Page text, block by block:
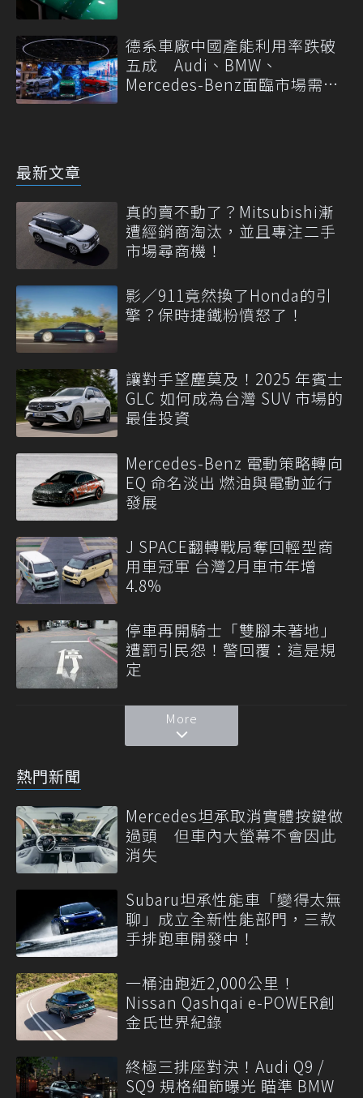
德系車廠中國產能利用率跌破
五成 Audi、BMW、
Mercedes-Benz面臨市場需求
最新文章
真的賣不動了？Mitsubishi漸
遭經銷商淘汰，並且專注二手
市場尋商機！
影／911竟然換了Honda的引
擎？保時捷鐵粉憤怒了！
讓對手望塵莫及！2025 年賓士
GLC 如何成為台灣 SUV 市場的
最佳投資
Mercedes-Benz 電動策略轉向
EQ 命名淡出 燃油與電動並行
發展
J SPACE翻轉戰局奪回輕型商
用車冠軍 台灣2月車市年增
4.8%
停車再開騎士「雙腳未著地」
遭罰引民怨！警回覆：這是規
定
More
熱門新聞
Mercedes坦承取消實體按鍵做
過頭 但車內大螢幕不會因此
消失
Subaru坦承性能車「變得太無
聊」成立全新性能部門，三款
手排跑車開發中！
一桶油跑近2,000公里！
Nissan Qashqai e-POWER創
金氏世界紀錄
終極三排座對決！Audi Q9 /
SQ9 規格細節曝光 瞄準 BMW